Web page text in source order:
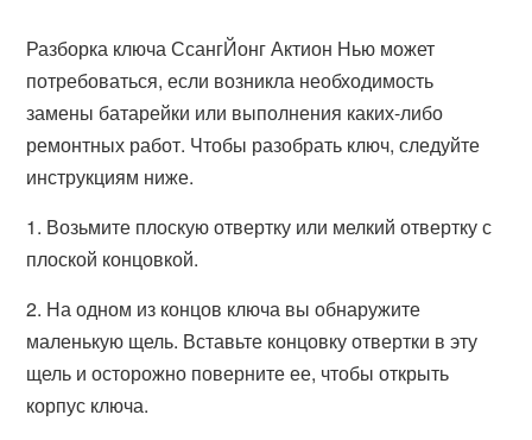
Разборка ключа СсангЙонг Актион Нью может
потребоваться, если возникла необходимость
замены батарейки или выполнения каких-либо
ремонтных работ. Чтобы разобрать ключ, следуйте
инструкциям ниже.
1. Возьмите плоскую отвертку или мелкий отвертку с
плоской концовкой.
2. На одном из концов ключа вы обнаружите
маленькую щель. Вставьте концовку отвертки в эту
щель и осторожно поверните ее, чтобы открыть
корпус ключа.